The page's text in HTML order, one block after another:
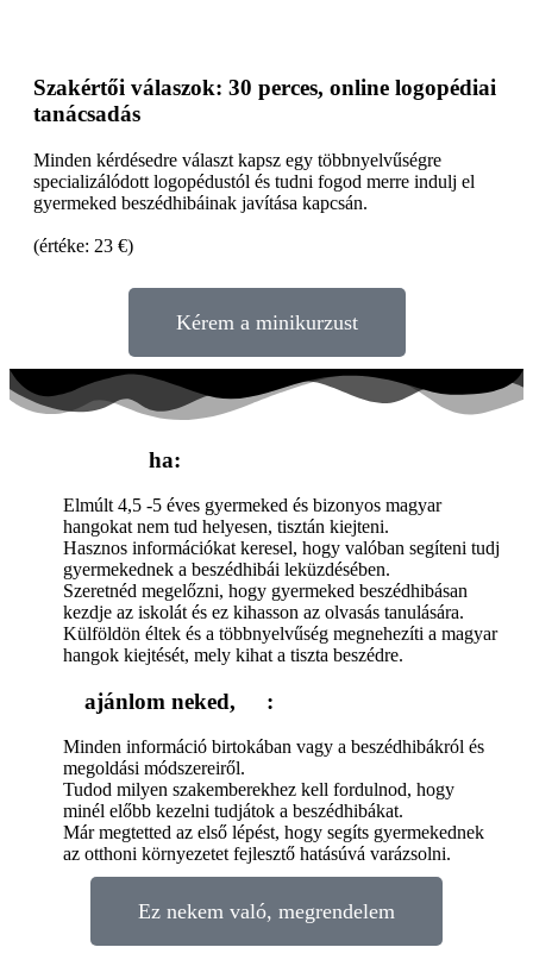
Szakértői válaszok: 30 perces, online logopédiai
tanácsadás
Minden kérdésedre választ kapsz egy többnyelvűségre
specializálódott logopédustól és tudni fogod merre indulj el
gyermeked beszédhibáinak javítása kapcsán.
(értéke: 23 €)
Kérem a minikurzust
ha:
Elmúlt 4,5 -5 éves gyermeked és bizonyos magyar
hangokat nem tud helyesen, tisztán kiejteni.
Hasznos információkat keresel, hogy valóban segíteni tudj
gyermekednek a beszédhibái leküzdésében.
Szeretnéd megelőzni, hogy gyermeked beszédhibásan
kezdje az iskolát és ez kihasson az olvasás tanulására.
Külföldön éltek és a többnyelvűség megnehezíti a magyar
hangok kiejtését, mely kihat a tiszta beszédre.
ajánlom neked, :
Minden információ birtokában vagy a beszédhibákról és
megoldási módszereiről.
Tudod milyen szakemberekhez kell fordulnod, hogy
minél előbb kezelni tudjátok a beszédhibákat.
Már megtetted az első lépést, hogy segíts gyermekednek
az otthoni környezetet fejlesztő hatásúvá varázsolni.
Ez nekem való, megrendelem